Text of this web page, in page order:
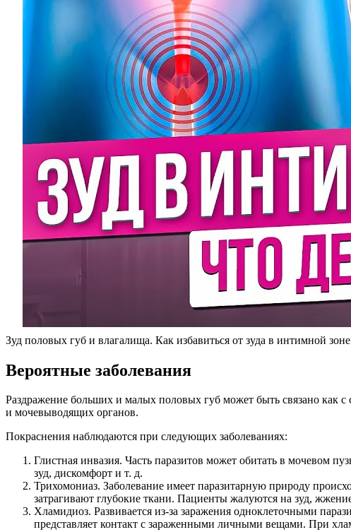
Зуд половых губ и влагалища. Как избавиться от зуда в интимной
Вероятные заболевания
Раздражение больших и малых половых губ может быть связано как
и мочевыводящих органов.
Покраснения наблюдаются при следующих заболеваниях:
Глистная инвазия. Часть паразитов может обитать в мочевом
зуд, дискомфорт и т. д.
Трихомониаз. Заболевание имеет паразитарную природу
затрагивают глубокие ткани. Пациенты жалуются на зуд,
Хламидиоз. Развивается из-за заражения одноклеточными
представляет контакт с зараженными личными вещами. При